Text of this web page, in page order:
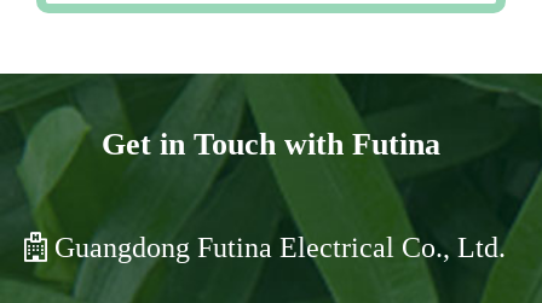
Get in Touch with Futina
Guangdong Futina Electrical Co., Ltd.